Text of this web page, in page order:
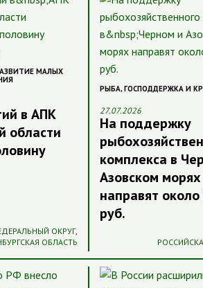
МАЛЫХ
в АПК
области
ОКРУГ,
ОБЛАСТЬ
РЫБА, ГОСПОДДЕРЖКА И
27.07.2026
На поддержку
комплекса в
Азовском морях
направят
руб.